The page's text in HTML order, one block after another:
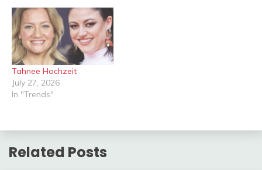
Tahnee Hochzeit
July 27, 2026
In "Trends"
Related Posts